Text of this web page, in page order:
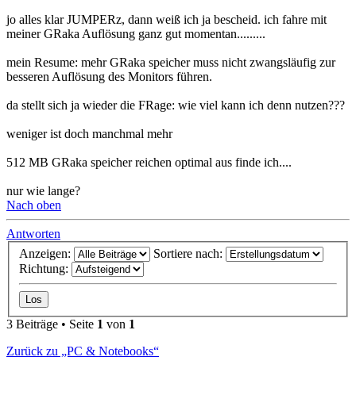
jo alles klar JUMPERz, dann weiß ich ja bescheid. ich fahre mit
meiner GRaka Auflösung ganz gut momentan.........
mein Resume: mehr GRaka speicher muss nicht zwangsläufig zur
besseren Auflösung des Monitors führen.
da stellt sich ja wieder die FRage: wie viel kann ich denn nutzen???
weniger ist doch manchmal mehr
512 MB GRaka speicher reichen optimal aus finde ich....
nur wie lange?
Nach oben
Antworten
Anzeigen:
Sortiere nach:
Richtung:
3 Beiträge • Seite 1 von 1
Zurück zu „PC & Notebooks“